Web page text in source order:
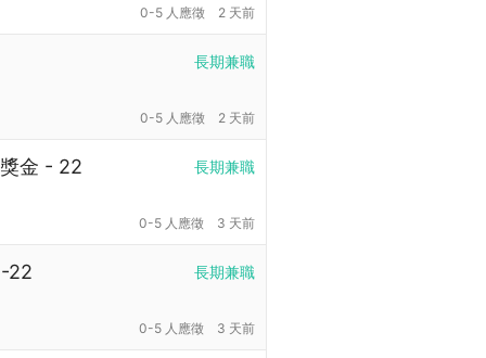
0-5 人應徵 2 天前
長期兼職
0-5 人應徵 2 天前
長期兼職
金 - 22
0-5 人應徵 3 天前
長期兼職
22
0-5 人應徵 3 天前